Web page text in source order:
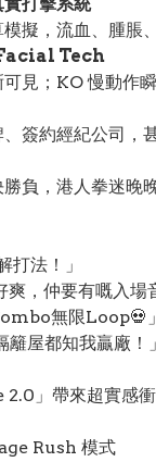
打擊系統
擬，流血、腫脹
Tech
見；KO 慢動作
簽約經紀公司，
負，港人拳迷晚
打法！」
，仲要有嘅入場
無限Loop💀」
屋都知我贏廠！」
」帶來超實感
Rush 模式